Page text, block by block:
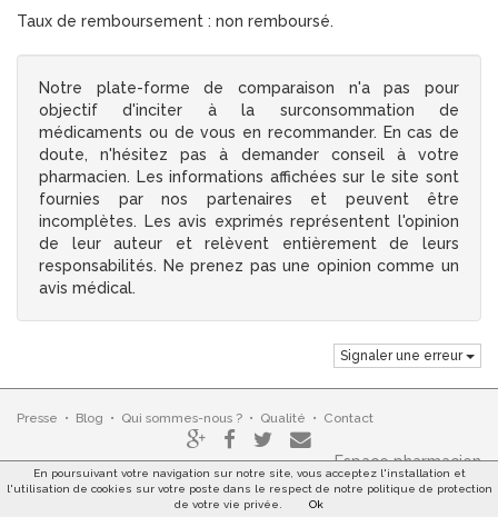
Taux de remboursement : non remboursé.
Notre plate-forme de comparaison n'a pas pour
objectif d'inciter à la surconsommation de
médicaments ou de vous en recommander. En cas de
doute, n'hésitez pas à demander conseil à votre
pharmacien. Les informations affichées sur le site sont
fournies par nos partenaires et peuvent être
incomplètes. Les avis exprimés représentent l'opinion
de leur auteur et relèvent entièrement de leurs
responsabilités. Ne prenez pas une opinion comme un
avis médical.
Signaler une erreur
Presse • Blog • Qui sommes-nous ? • Qualité • Contact
Espace pharmacien
Conditions générales d'utilisation
En poursuivant votre navigation sur notre site, vous acceptez l'installation et
l'utilisation de cookies sur votre poste dans le respect de notre politique de protection
de votre vie privée.
Ok